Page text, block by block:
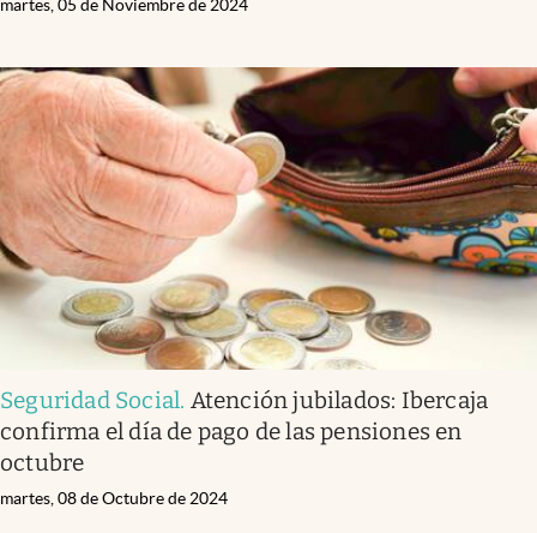
martes, 05 de Noviembre de 2024
Seguridad Social. Atención jubilados: Ibercaja
confirma el día de pago de las pensiones en
octubre
martes, 08 de Octubre de 2024